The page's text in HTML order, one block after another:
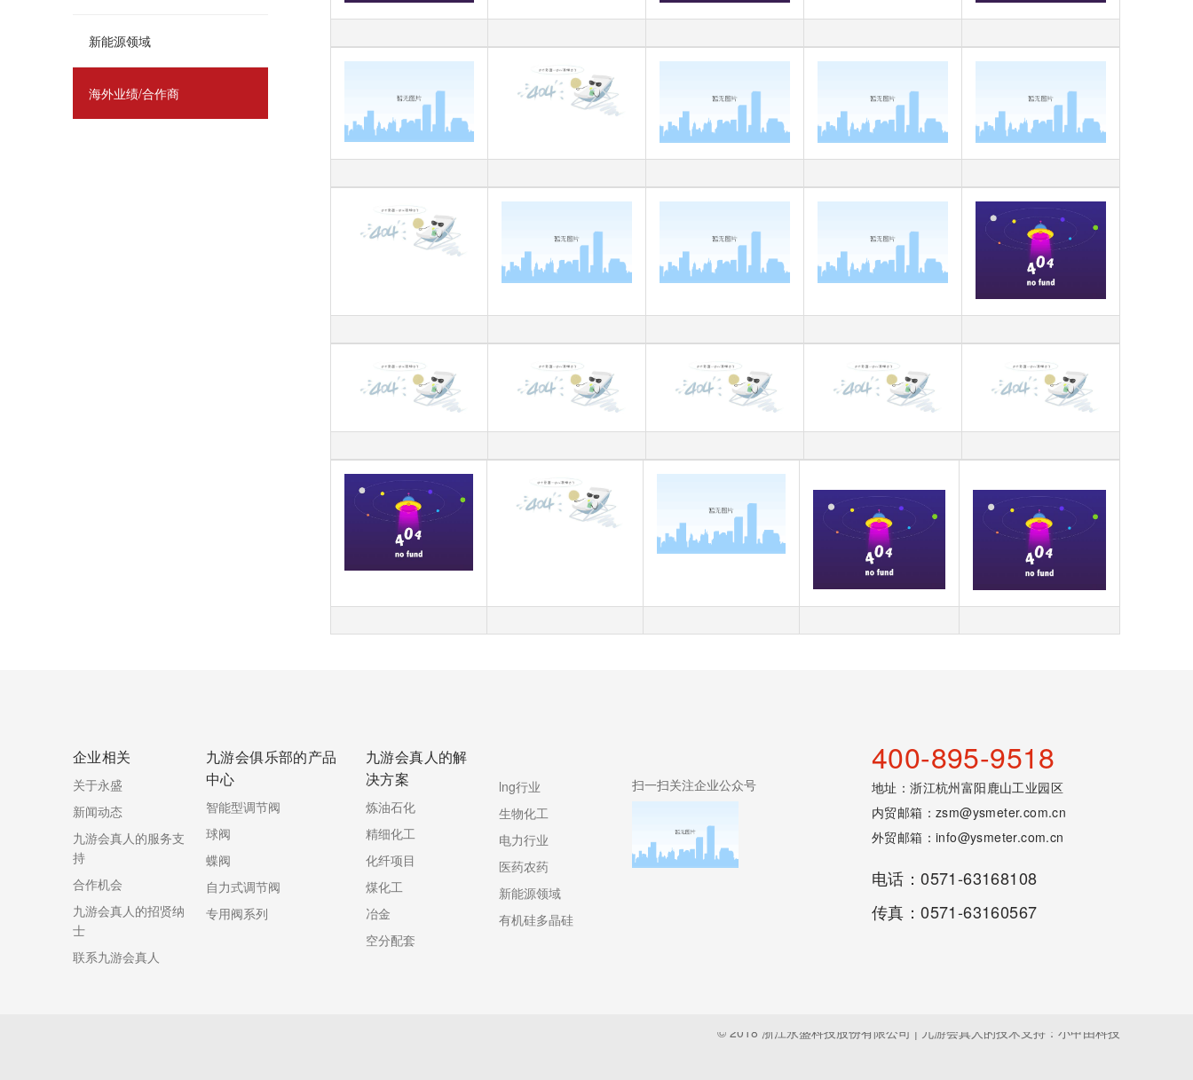
新能源领域
海外业绩/合作商
企业相关
关于永盛
新闻动态
九游会真人的服务支
持
合作机会
九游会真人的招贤纳
士
联系九游会真人
九游会俱乐部的产品
中心
智能型调节阀
球阀
蝶阀
自力式调节阀
专用阀系列
九游会真人的解
决方案
炼油石化
精细化工
化纤项目
煤化工
冶金
空分配套
lng行业
生物化工
电力行业
医药农药
新能源领域
有机硅多晶硅
扫一扫关注企业公众号
400-895-9518
地址：浙江杭州富阳鹿山工业园区
内贸邮箱： zsm@ysmeter.com.cn
外贸邮箱： info@ysmeter.com.cn
电话：0571-63168108
传真：0571-63160567
© 2018 浙江永盛科技股份有限公司 | 九游会真人的技术支持：小甲由科技